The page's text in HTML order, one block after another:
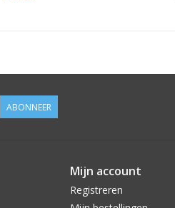
ABONNEER
Mijn account
Registreren